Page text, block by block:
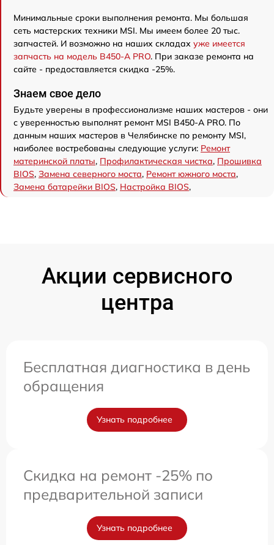
Минимальные сроки выполнения ремонта. Мы большая
сеть мастерских техники MSI. Мы имеем более 20 тыс.
запчастей. И возможно на наших складах уже имеется
запчасть на модель B450-A PRO. При заказе ремонта на
сайте - предоставляется скидка -25%.
Знаем свое дело
Будьте уверены в профессионализме наших мастеров - они
с уверенностью выполнят ремонт MSI B450-A PRO. По
данным наших мастеров в Челябинске по ремонту MSI,
наиболее востребованы следующие услуги: Ремонт
материнской платы, Профилактическая чистка, Прошивка
BIOS, Замена северного моста, Ремонт южного моста,
Замена батарейки BIOS, Настройка BIOS,
Акции сервисного
центра
Бесплатная диагностика в день
обращения
Узнать подробнее
Скидка на ремонт -25% по
предварительной записи
Узнать подробнее